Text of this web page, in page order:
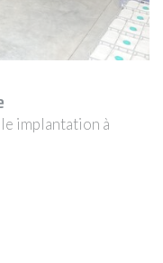
implantation à